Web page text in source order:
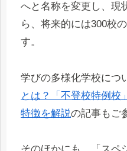
へと名称を変更し、現
ら、将来的には300校
す。
学びの多様化学校につ
とは？「不登校特例校
特徴を解説の記事もご